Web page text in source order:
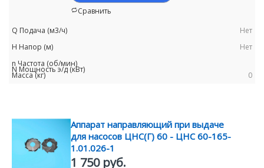
Сравнить
Нет
Нет
0
Аппарат направляющий при выдаче
для насосов ЦНС(Г) 60 - ЦНС 60-165-
1.01.026-1
1 750 руб.